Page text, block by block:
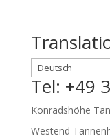
Tel: +49
Konradshöhe
Westend